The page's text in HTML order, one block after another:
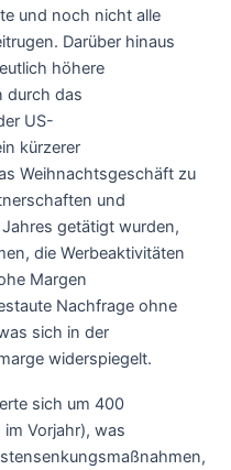
und noch nicht alle
Darüber hinaus
höhere
durch das
US-
kürzerer
Weihnachtsgeschäft zu
und
getätigt wurden,
die Werbeaktivitäten
Margen
Nachfrage ohne
sich in der
widerspiegelt.
sich um 400
Vorjahr), was